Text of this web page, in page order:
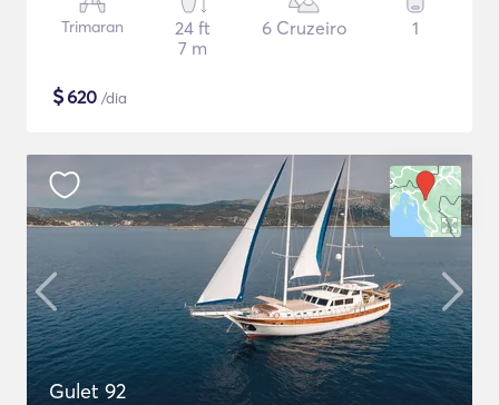
Trimaran
24 ft
7 m
6 Cruzeiro 1
$620 /dia
Gulet 92